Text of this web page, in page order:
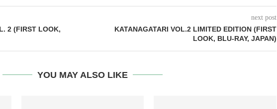
2 (FIRST LOOK,
next post
KATANAGATARI VOL.2 LIMITED EDITION (FIRST
LOOK, BLU-RAY, JAPAN)
YOU MAY ALSO LIKE